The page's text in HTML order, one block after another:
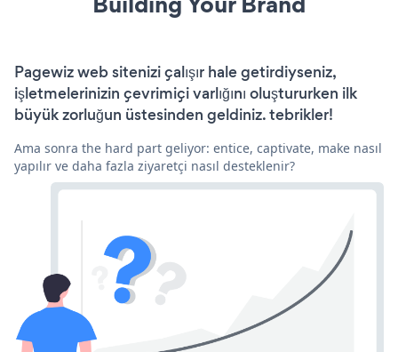
Pagewiz web sitenizi çalışır hale getirdiyseniz,
işletmelerinizin çevrimiçi varlığını oluştururken ilk
büyük zorluğun üstesinden geldiniz. tebrikler!
Ama sonra the hard part geliyor: entice, captivate, make nasıl
yapılır ve daha fazla ziyaretçi nasıl desteklenir?